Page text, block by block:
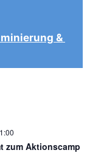
&
zum Aktionscamp